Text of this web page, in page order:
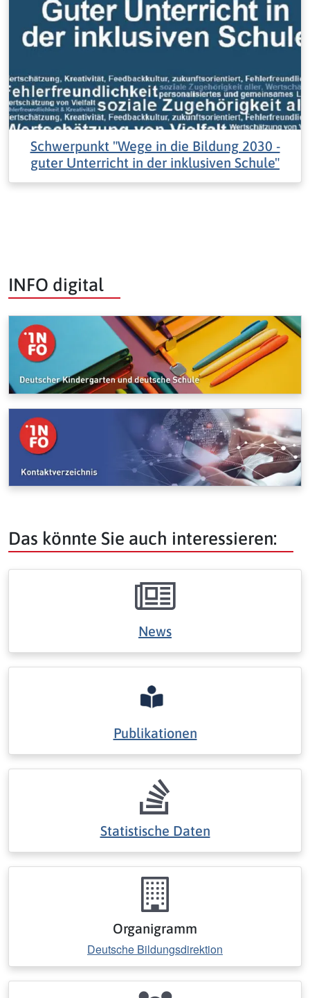
Schwerpunkt "Wege in die Bildung 2030 -
guter Unterricht in der inklusiven Schule"
INFO digital
Das könnte Sie auch interessieren:
News
Publikationen
Statistische Daten
Organigramm
Deutsche Bildungsdirektion